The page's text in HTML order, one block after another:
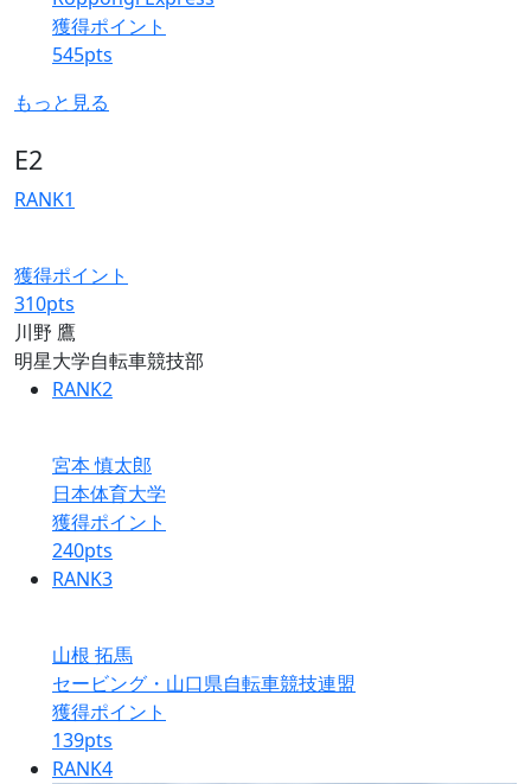
獲得ポイント
545pts
もっと見る
E2
RANK1
獲得ポイント
310pts
川野 鷹
明星大学自転車競技部
RANK2
宮本 慎太郎
日本体育大学
獲得ポイント
240pts
RANK3
山根 拓馬
セービング・山口県自転車競技連盟
獲得ポイント
139pts
RANK4